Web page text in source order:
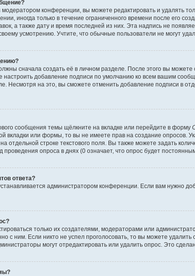
конференции, вы можете редактировать и удалять
иногда только в течение ограниченного времени после его
а также дату и время последней из них. Эта надпись не
усмотрению. Учтите, что обычные пользователи не могут
сначала создать её в личном разделе. После этого вы можете
настроить добавление подписи по умолчанию ко всем вашим
Несмотря на это, вы сможете отменить добавление подписи в
сообщения темы щёлкните на вкладке или перейдите в форму
вкладки или формы, то вы не имеете прав на создание опросов.
отдельной строке текстового поля. Вы также можете задать
опроса в днях (0 означает, что опрос будет
ответа?
администратором конференции. Если вам нужно
только их создателями, модераторами или
с ним. Если никто не успел проголосовать, то вы можете
могут отредактировать или удалить опрос. Это